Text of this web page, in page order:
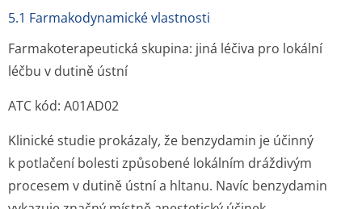
5.1 Farmakodynamické vlastnosti
Farmakoterapeutická skupina: jiná léčiva pro lokální
léčbu v dutině ústní
ATC kód: A01AD02
Klinické studie prokázaly, že benzydamin je účinný
k potlačení bolesti způsobené lokálním dráždivým
procesem v dutině ústní a hltanu. Navíc benzydamin